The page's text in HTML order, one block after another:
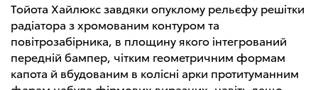
Тойота Хайлюкс завдяки опуклому рельєфу решітки
радіатора з хромованим контуром та
повітрозабірника, в площину якого інтегрований
передній бампер, чітким геометричним формам
капота й вбудованим в колісні арки протитуманним